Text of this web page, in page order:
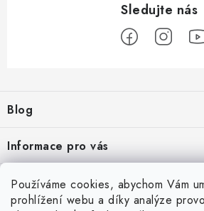
Používáme cookies, abychom Vám
prohlížení webu a díky analýze
p
a
t
Blog
Škoad Karoq - Škoda Amundsen MIB3
VW Passat 3G (B8) FL - bezdrátový App-
Informace pro vás
Podmínky ochrany osobních údajů
Facebook